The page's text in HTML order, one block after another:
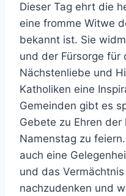
Dieser Tag ehrt die
eine fromme Witwe
bekannt ist. Sie
und der Fürsorge für
Nächstenliebe und
Katholiken eine
Gemeinden gibt es
Gebete zu Ehren
Namenstag zu
auch eine
und das
nachzudenken und